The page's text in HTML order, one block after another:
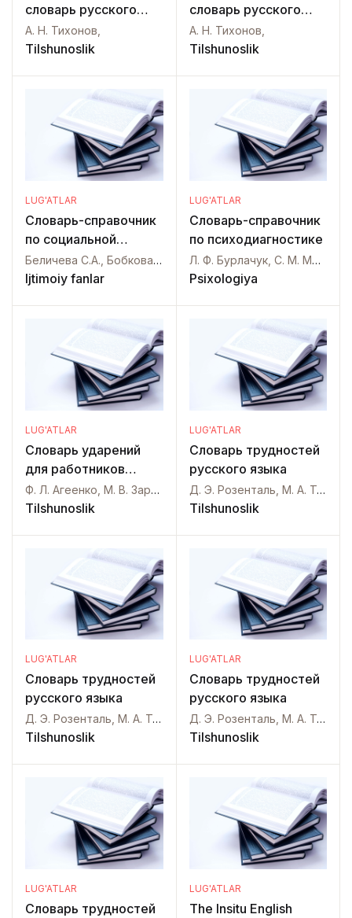
словарь русского
языка. Том II
А. Н. Тихонов,
Tilshunoslik
словарь русского
языка
А. Н. Тихонов,
Tilshunoslik
LUG'ATLAR
Словарь-справочник
по социальной
работе
Беличева С.А., Бобкова П.В., Боденко Б.Н., Григорьев С.И., Гуслякова Л.Г.,
Ijtimoiy fanlar
LUG'ATLAR
Словарь-справочник
по психодиагностике
Л. Ф. Бурлачук, С. М. Морозов,
Psixologiya
LUG'ATLAR
Словарь ударений
для работников
радио и телевиденияФ. Л. Агеенко, М. В. Зарва,
Tilshunoslik
LUG'ATLAR
Словарь трудностей
русского языка
Д. Э. Розенталь, М. А. Теленкова,
Tilshunoslik
LUG'ATLAR
Словарь трудностей
русского языка
Д. Э. Розенталь, М. А. Теленкова,
Tilshunoslik
LUG'ATLAR
Словарь трудностей
русского языка
Д. Э. Розенталь, М. А. Теленкова,
Tilshunoslik
LUG'ATLAR
Словарь трудностей
LUG'ATLAR
The Insitu English